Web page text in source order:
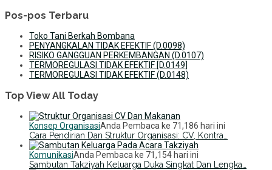
Pos-pos Terbaru
Toko Tani Berkah Bombana
PENYANGKALAN TIDAK EFEKTIF (D.0098)
RISIKO GANGGUAN PERKEMBANGAN (D.0107)
TERMOREGULASI TIDAK EFEKTIF [D.0149]
TERMOREGULASI TIDAK EFEKTIF (D.0148)
Top View All Today
Konsep OrganisasiAnda Pembaca ke 71,186 hari ini
Cara Pendirian Dan Struktur Organisasi: CV, Kontra…
KomunikasiAnda Pembaca ke 71,154 hari ini
Sambutan Takziyah Keluarga Duka Singkat Dan Lengka…